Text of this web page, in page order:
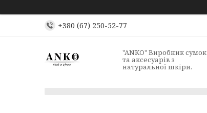
+380 (67) 250-52-77
"ANKO" Виробник сумок
та аксесуарів з
натуральної шкіри.